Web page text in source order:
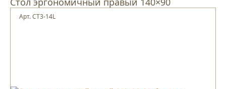
Арт. CT3-14L